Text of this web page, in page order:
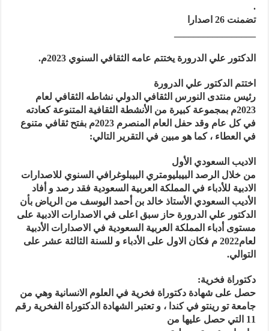
.
تضمنت 26 اصدارا
الدكتور علي الدرورة يختتم عامه الثقافي السنوي 2023م.
اختتم الدكتور علي الدرورة
رئيس منتدى النورس الثقافي الدولي نشاطه الثقافي لعام
2023م بمجموعة كبيرة من الأنشطة الثقافية المتنوعة كعادته
في كل عام وقد حفل العام المنصرم 2023م بفتح ثقافي متنوع
في العطاء ، كما هو مبين في التقرير التالي:
الاديب السعودي الأول
من خلال الرصد البيبليومتري البيبلوغرافي السنوي للاصدارات
الادبية للأدباء في المملكة العربية السعودية فقد رصد و أفاد
الأديب السعودي الأستاذ خالد بن أحمد اليوسف من الرياض بأن
الدكتور علي الدرورة حاز سبق اعلى في الاصدارات الادبية على
مستوى أدباء المملكة العربية السعودية في الاصدارات الأدبية
لعام2022 م فكان الاول على الأدباء و للسنة الثالثة عشر على
التوالي.
دكتوراة فخرية:
حصل على شهادة دكتوراة فخرية في العلوم الانسانية وهي من
جامعة تو رينتو في كندا ، و تعتبر الشهادة الدكتوراة الفخرية رقم
11 التي حصل عليها من